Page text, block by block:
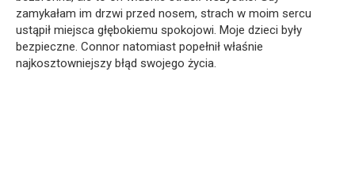
zamykałam im drzwi przed nosem, strach w moim sercu
ustąpił miejsca głębokiemu spokojowi. Moje dzieci były
bezpieczne. Connor natomiast popełnił właśnie
najkosztowniejszy błąd swojego życia.